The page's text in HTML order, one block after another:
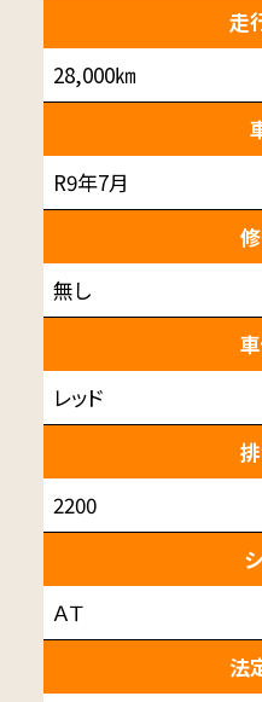
走
28,000㎞
R9年7月
無し
レッド
2200
ＡＴ
法